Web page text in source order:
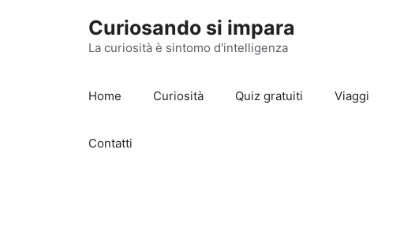
Curiosando si impara
La curiosità è sintomo d'intelligenza
Home Curiosità Quiz gratuiti Viaggi
Contatti